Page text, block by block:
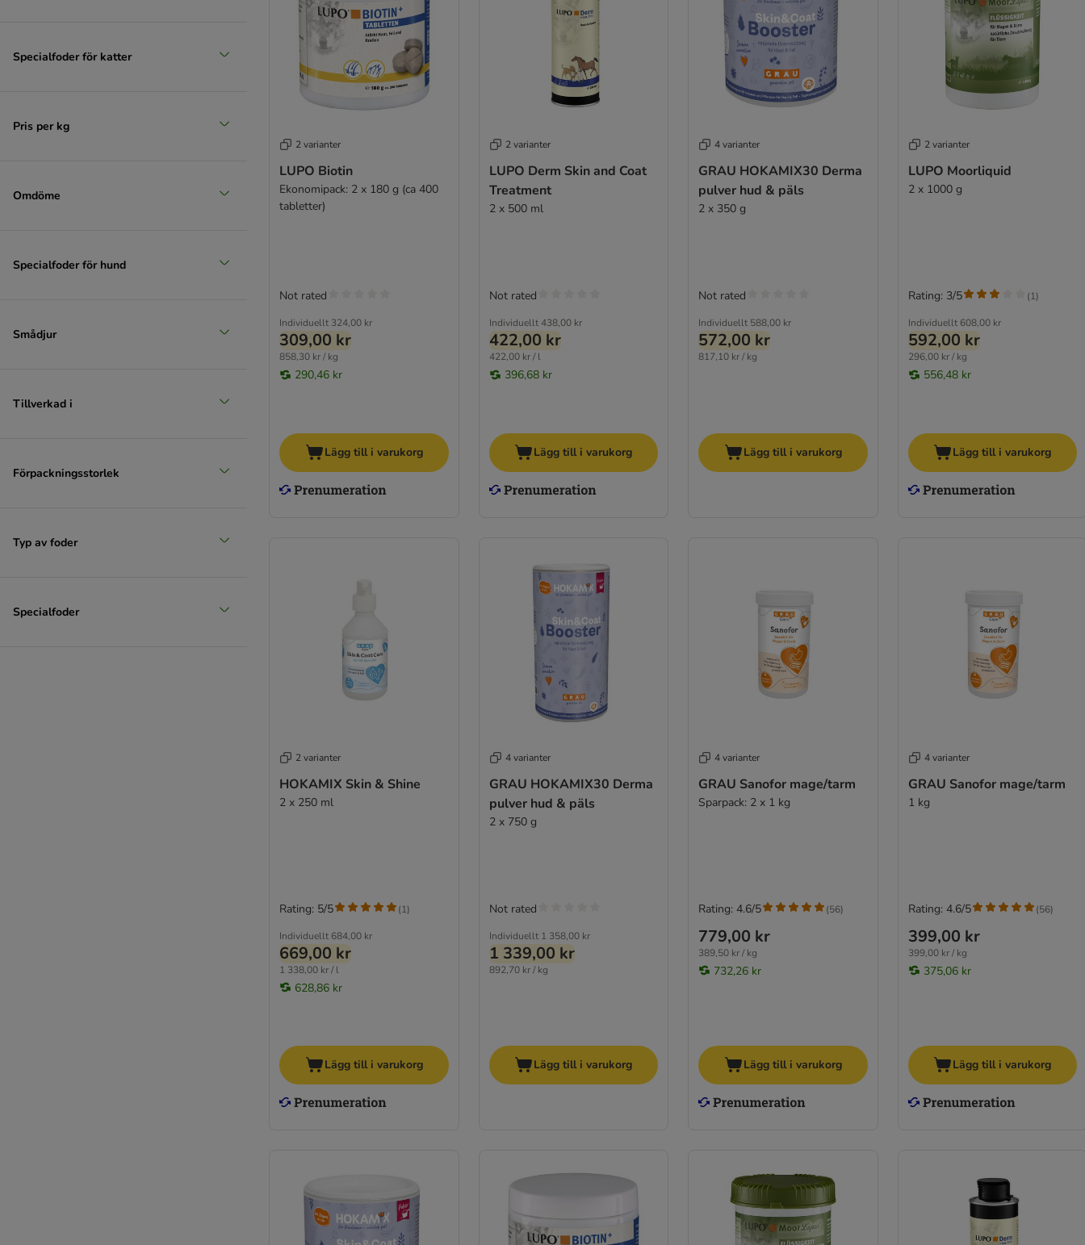
Specialfoder för katter
Pris per kg
Omdöme
Specialfoder för hund
Smådjur
Tillverkad i
Förpackningsstorlek
Typ av foder
Specialfoder
2 varianter
LUPO Biotin
Ekonomipack: 2 x 180 g (ca 400
tabletter)
Individuellt 324,00 kr
309,00 kr
858,30 kr / kg
290,46 kr
Not rated
Lägg till i varukorg
2 varianter
LUPO Derm Skin and Coat
Treatment
2 x 500 ml
Individuellt 438,00 kr
422,00 kr
422,00 kr / l
396,68 kr
Not rated
Lägg till i varukorg
4 varianter
GRAU HOKAMIX30 Derma
pulver hud & päls
2 x 350 g
Individuellt 588,00 kr
572,00 kr
817,10 kr / kg
Not rated
Lägg till i varukorg
2 varianter
LUPO Moorliquid
2 x 1000 g
Individuellt 608,00 kr
592,00 kr
296,00 kr / kg
556,48 kr
Rating: 3/5 (1)
Lägg till i varukorg
2 varianter
HOKAMIX Skin & Shine
2 x 250 ml
Individuellt 684,00 kr
669,00 kr
1 338,00 kr / l
628,86 kr
Rating: 5/5 (1)
Lägg till i varukorg
4 varianter
GRAU HOKAMIX30 Derma
pulver hud & päls
2 x 750 g
Individuellt 1 358,00 kr
1 339,00 kr
892,70 kr / kg
Not rated
Lägg till i varukorg
4 varianter
GRAU Sanofor mage/tarm
Sparpack: 2 x 1 kg
779,00 kr
389,50 kr / kg
732,26 kr
Rating: 4.6/5 (56)
Lägg till i varukorg
4 varianter
GRAU Sanofor mage/tarm
1 kg
399,00 kr
399,00 kr / kg
375,06 kr
Rating: 4.6/5 (56)
Lägg till i varukorg